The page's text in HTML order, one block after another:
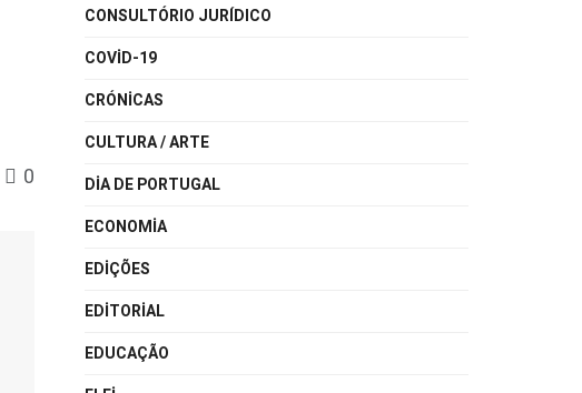
0
CONSULTÓRIO JURÍDICO
COVID-19
CRÓNICAS
CULTURA / ARTE
DIA DE PORTUGAL
ECONOMIA
EDIÇÕES
EDITORIAL
EDUCAÇÃO